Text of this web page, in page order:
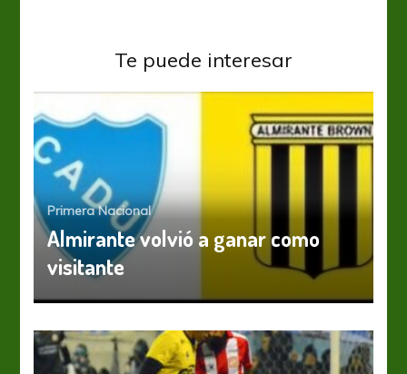
Te puede interesar
Primera Nacional
Almirante volvió a ganar como
visitante